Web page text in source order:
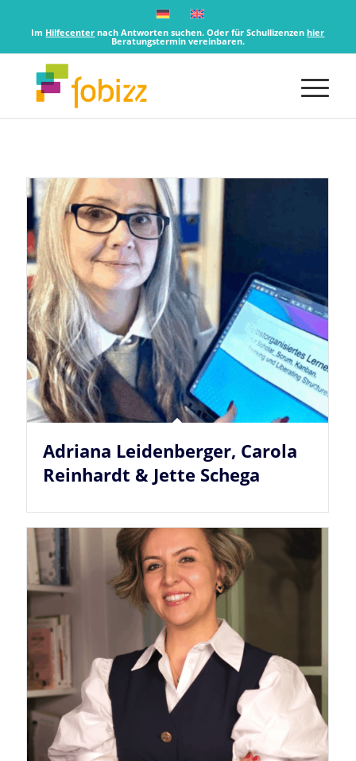
Im Hilfecenter nach Antworten suchen. Oder für Schullizenzenhier
Beratungstermin vereinbaren.
Adriana Leidenberger, Carola
Reinhardt & Jette Schega